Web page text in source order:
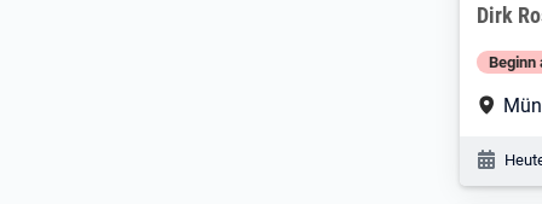
Dirk
Beginn